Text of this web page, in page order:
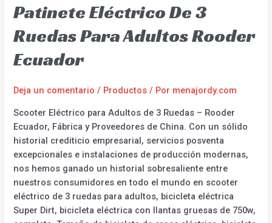
Patinete Eléctrico De 3
Ruedas Para Adultos Rooder
Ecuador
Deja un comentario / Productos / Por menajordy.com
Scooter Eléctrico para Adultos de 3 Ruedas – Rooder
Ecuador, Fábrica y Proveedores de China. Con un sólido
historial crediticio empresarial, servicios posventa
excepcionales e instalaciones de producción modernas,
nos hemos ganado un historial sobresaliente entre
nuestros consumidores en todo el mundo en scooter
eléctrico de 3 ruedas para adultos, bicicleta eléctrica
Super Dirt, bicicleta eléctrica con llantas gruesas de 750w,